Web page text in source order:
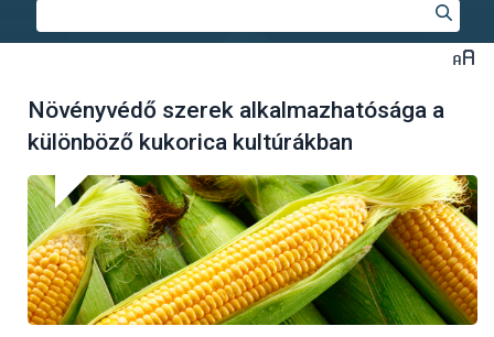
Növényvédő szerek alkalmazhatósága a
különböző kukorica kultúrákban